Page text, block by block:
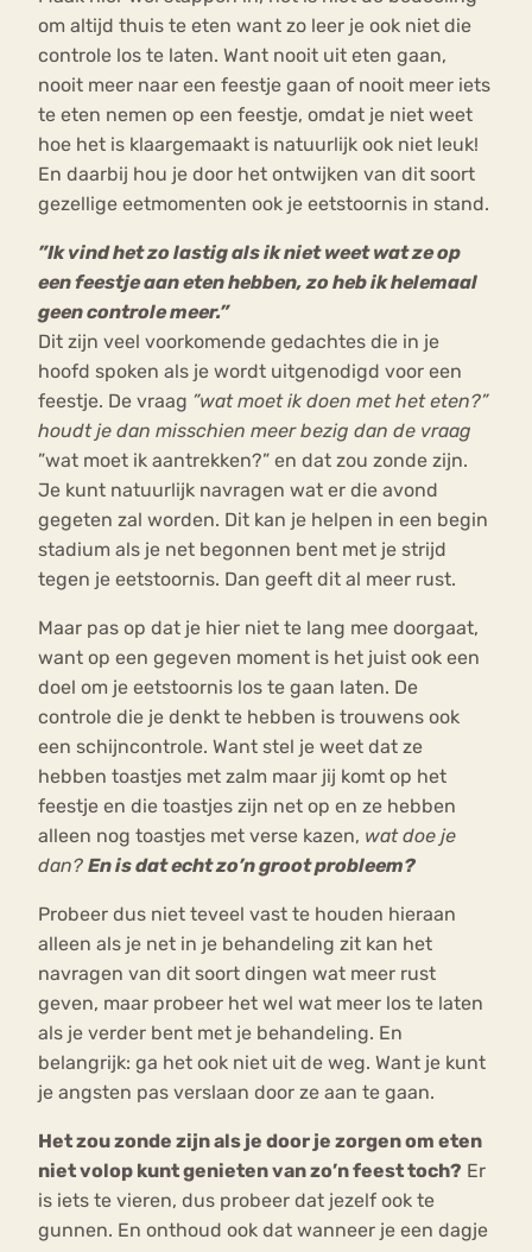
om altijd thuis te eten want zo leer je ook niet die
controle los te laten. Want nooit uit eten gaan,
nooit meer naar een feestje gaan of nooit meer iets
te eten nemen op een feestje, omdat je niet weet
hoe het is klaargemaakt is natuurlijk ook niet leuk!
En daarbij hou je door het ontwijken van dit soort
gezellige eetmomenten ook je eetstoornis in stand.
”Ik vind het zo lastig als ik niet weet wat ze op
een feestje aan eten hebben, zo heb ik helemaal
geen controle meer.”
Dit zijn veel voorkomende gedachtes die in je
hoofd spoken als je wordt uitgenodigd voor een
feestje. De vraag ”wat moet ik doen met het eten?”
houdt je dan misschien meer bezig dan de vraag
”wat moet ik aantrekken?” en dat zou zonde zijn.
Je kunt natuurlijk navragen wat er die avond
gegeten zal worden. Dit kan je helpen in een begin
stadium als je net begonnen bent met je strijd
tegen je eetstoornis. Dan geeft dit al meer rust.
Maar pas op dat je hier niet te lang mee doorgaat,
want op een gegeven moment is het juist ook een
doel om je eetstoornis los te gaan laten. De
controle die je denkt te hebben is trouwens ook
een schijncontrole. Want stel je weet dat ze
hebben toastjes met zalm maar jij komt op het
feestje en die toastjes zijn net op en ze hebben
alleen nog toastjes met verse kazen, wat doe je
dan? En is dat echt zo’n groot probleem?
Probeer dus niet teveel vast te houden hieraan
alleen als je net in je behandeling zit kan het
navragen van dit soort dingen wat meer rust
geven, maar probeer het wel wat meer los te laten
als je verder bent met je behandeling. En
belangrijk: ga het ook niet uit de weg. Want je kunt
je angsten pas verslaan door ze aan te gaan.
Het zou zonde zijn als je door je zorgen om eten
niet volop kunt genieten van zo’n feest toch? Er
is iets te vieren, dus probeer dat jezelf ook te
gunnen. En onthoud ook dat wanneer je een dagje